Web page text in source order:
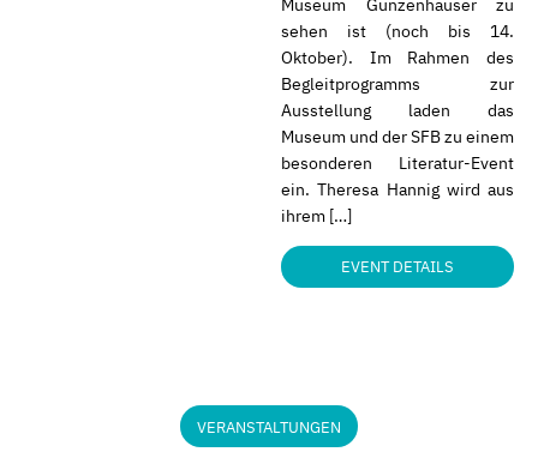
sehen ist (noch bis 14.
Oktober). Im Rahmen des
Begleitprogramms zur
Ausstellung laden das
Museum und der SFB zu einem
besonderen Literatur-Event
ein. Theresa Hannig wird aus
ihrem […]
EVENT DETAILS
VERANSTALTUNGEN